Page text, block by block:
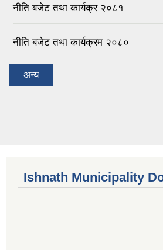
नीति बजेट तथा कार्यक्र २०८१
नीति बजेट तथा कार्यक्रम २०८०
अन्य
Ishnath Municipality